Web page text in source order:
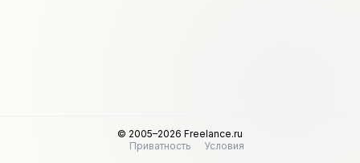
© 2005–2026 Freelance.ru
Приватность
Условия